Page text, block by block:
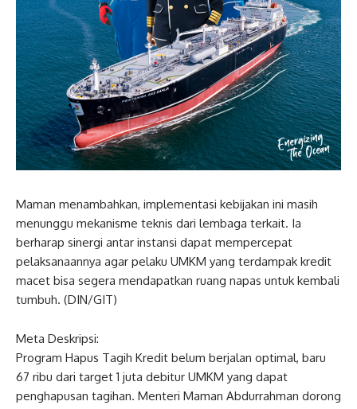
Maman menambahkan, implementasi kebijakan ini masih
menunggu mekanisme teknis dari lembaga terkait. Ia
berharap sinergi antar instansi dapat mempercepat
pelaksanaannya agar pelaku UMKM yang terdampak kredit
macet bisa segera mendapatkan ruang napas untuk kembali
tumbuh. (DIN/GIT)
Meta Deskripsi:
Program Hapus Tagih Kredit belum berjalan optimal, baru
67 ribu dari target 1 juta debitur UMKM yang dapat
penghapusan tagihan. Menteri Maman Abdurrahman dorong